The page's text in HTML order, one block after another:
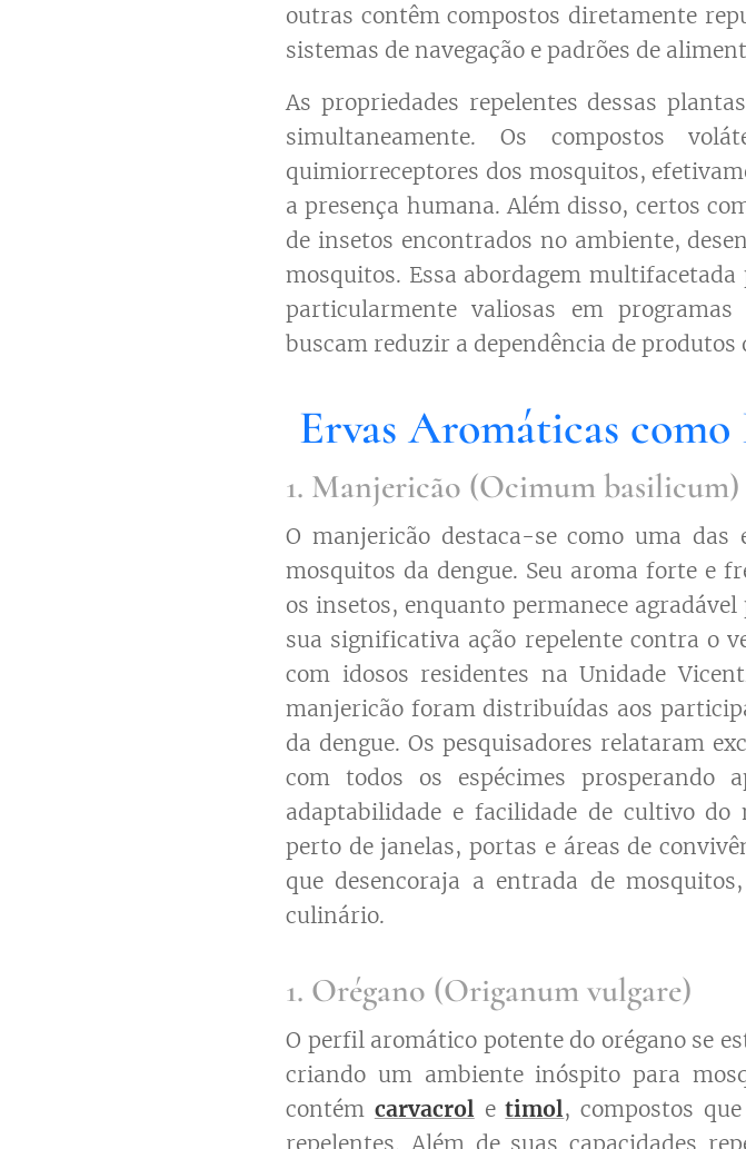
outras contêm compostos diretamente
sistemas de navegação e padrões de
As propriedades repelentes dessas
simultaneamente. Os compostos
quimiorreceptores dos mosquitos,
a presença humana. Além disso, certos
de insetos encontrados no ambiente,
mosquitos. Essa abordagem
particularmente valiosas em
buscam reduzir a dependência de
Ervas Aromáticas
1. Manjericão (Ocimum basilicum)
O manjericão destaca-se como uma
mosquitos da dengue. Seu aroma forte e
os insetos, enquanto permanece
sua significativa ação repelente contra o
com idosos residentes na Unidade
manjericão foram distribuídas aos
da dengue. Os pesquisadores relataram
com todos os espécimes prosperando
adaptabilidade e facilidade de cultivo do
perto de janelas, portas e áreas de
que desencoraja a entrada de
culinário.
1. Orégano (Origanum vulgare)
O perfil aromático potente do orégano se
criando um ambiente inóspito para
contém carvacrol etimol, compostos
repelentes. Além de suas capacidades